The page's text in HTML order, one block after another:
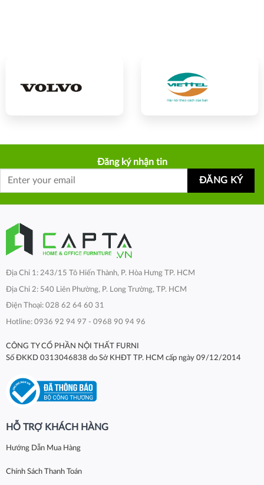
Đăng ký nhận tin
Địa Chỉ 1: 243/15 Tô Hiến Thành, P. Hòa Hưng TP. HCM
Địa Chỉ 2: 540 Liên Phường, P. Long Trường, TP. HCM
Điện Thoại: 028 62 64 60 31
Hotline: 0936 92 94 97 - 0968 90 94 96
CÔNG TY CỔ PHẦN NỘI THẤT FURNI
Số ĐKKD 0313046838 do Sở KHĐT TP. HCM cấp ngày 09/12/2014
HỖ TRỢ KHÁCH HÀNG
Hướng Dẫn Mua Hàng
Chính Sách Thanh Toán